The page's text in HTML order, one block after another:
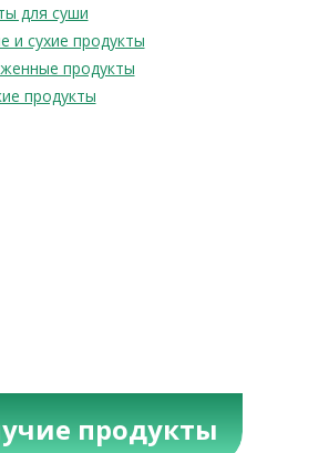
для суши
и сухие продукты
продукты
продукты
продукты